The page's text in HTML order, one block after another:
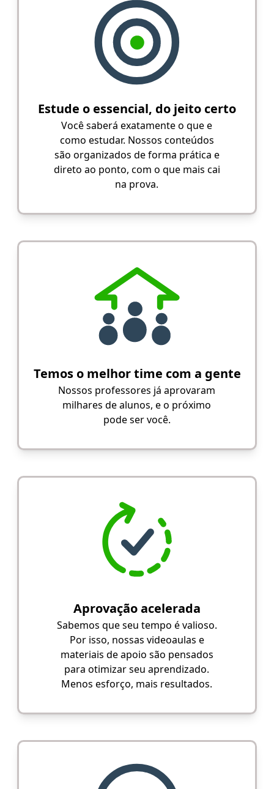
Estude o essencial, do jeito certo
Você saberá exatamente o que e
como estudar. Nossos conteúdos
são organizados de forma prática e
direto ao ponto, com o que mais cai
na prova.
Temos o melhor time com a gente
Nossos professores já aprovaram
milhares de alunos, e o próximo
pode ser você.
Aprovação acelerada
Sabemos que seu tempo é valioso.
Por isso, nossas videoaulas e
materiais de apoio são pensados
para otimizar seu aprendizado.
Menos esforço, mais resultados.